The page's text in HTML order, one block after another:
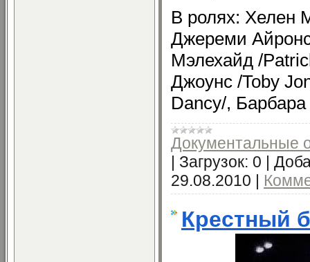
В ролях: Хелен
Джереми
Мэлехайд /
Джоунс /Toby
Dancy/,
Документальные
| Загрузок: 0 |
29.08.2010 |
Крестный